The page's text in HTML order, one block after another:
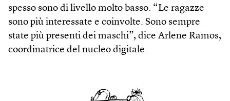
spesso sono di livello molto basso. “Le ragazze
sono più interessate e coinvolte. Sono sempre
state più presenti dei maschi”, dice Arlene Ramos,
coordinatrice del nucleo digitale.